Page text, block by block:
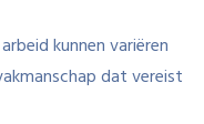
kunnen variëren
dat vereist